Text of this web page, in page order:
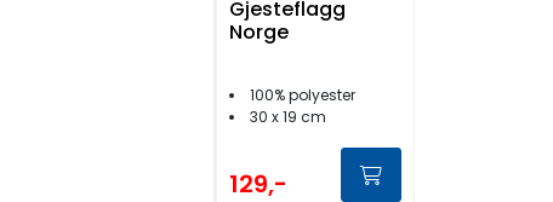
Gjesteflagg
Norge
100% polyester
30 x 19 cm
129,-